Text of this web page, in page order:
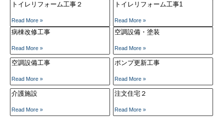
トイレリフォーム工事２
Read More »
トイレリフォーム工事1
Read More »
病棟改修工事
Read More »
空調設備・塗装
Read More »
空調設備工事
Read More »
ポンプ更新工事
Read More »
介護施設
Read More »
注文住宅２
Read More »